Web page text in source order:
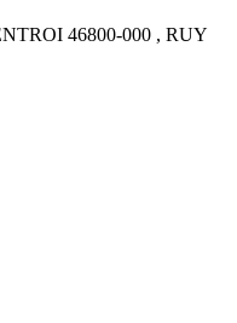
46800-000 , RUY